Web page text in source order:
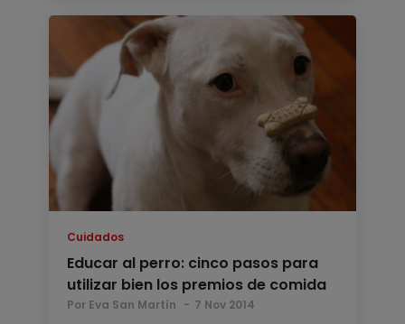
Cuidados
Educar al perro: cinco pasos para
utilizar bien los premios de comida
Por Eva San Martín 7 Nov 2014